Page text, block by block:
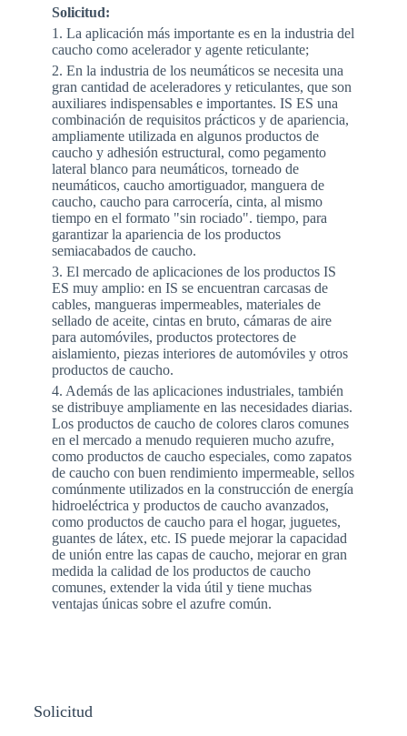
Solicitud:
1. La aplicación más importante es en la industria del
caucho como acelerador y agente reticulante;
2. En la industria de los neumáticos se necesita una
gran cantidad de aceleradores y reticulantes, que son
auxiliares indispensables e importantes. IS ES una
combinación de requisitos prácticos y de apariencia,
ampliamente utilizada en algunos productos de
caucho y adhesión estructural, como pegamento
lateral blanco para neumáticos, torneado de
neumáticos, caucho amortiguador, manguera de
caucho, caucho para carrocería, cinta, al mismo
tiempo en el formato "sin rociado". tiempo, para
garantizar la apariencia de los productos
semiacabados de caucho.
3. El mercado de aplicaciones de los productos IS
ES muy amplio: en IS se encuentran carcasas de
cables, mangueras impermeables, materiales de
sellado de aceite, cintas en bruto, cámaras de aire
para automóviles, productos protectores de
aislamiento, piezas interiores de automóviles y otros
productos de caucho.
4. Además de las aplicaciones industriales, también
se distribuye ampliamente en las necesidades diarias.
Los productos de caucho de colores claros comunes
en el mercado a menudo requieren mucho azufre,
como productos de caucho especiales, como zapatos
de caucho con buen rendimiento impermeable, sellos
comúnmente utilizados en la construcción de energía
hidroeléctrica y productos de caucho avanzados,
como productos de caucho para el hogar, juguetes,
guantes de látex, etc. IS puede mejorar la capacidad
de unión entre las capas de caucho, mejorar en gran
medida la calidad de los productos de caucho
comunes, extender la vida útil y tiene muchas
ventajas únicas sobre el azufre común.
Solicitud